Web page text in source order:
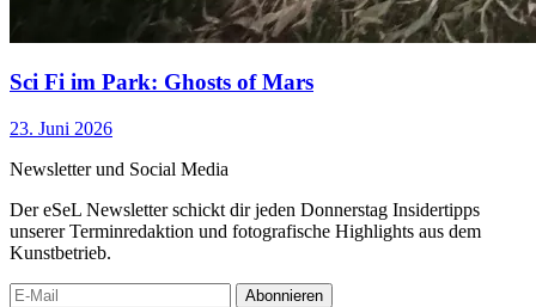
Sci Fi im Park: Ghosts of Mars
23. Juni 2026
Newsletter und Social Media
Der eSeL Newsletter schickt dir jeden Donnerstag Insidertipps
unserer Terminredaktion und fotografische Highlights aus dem
Kunstbetrieb.
Abonnieren